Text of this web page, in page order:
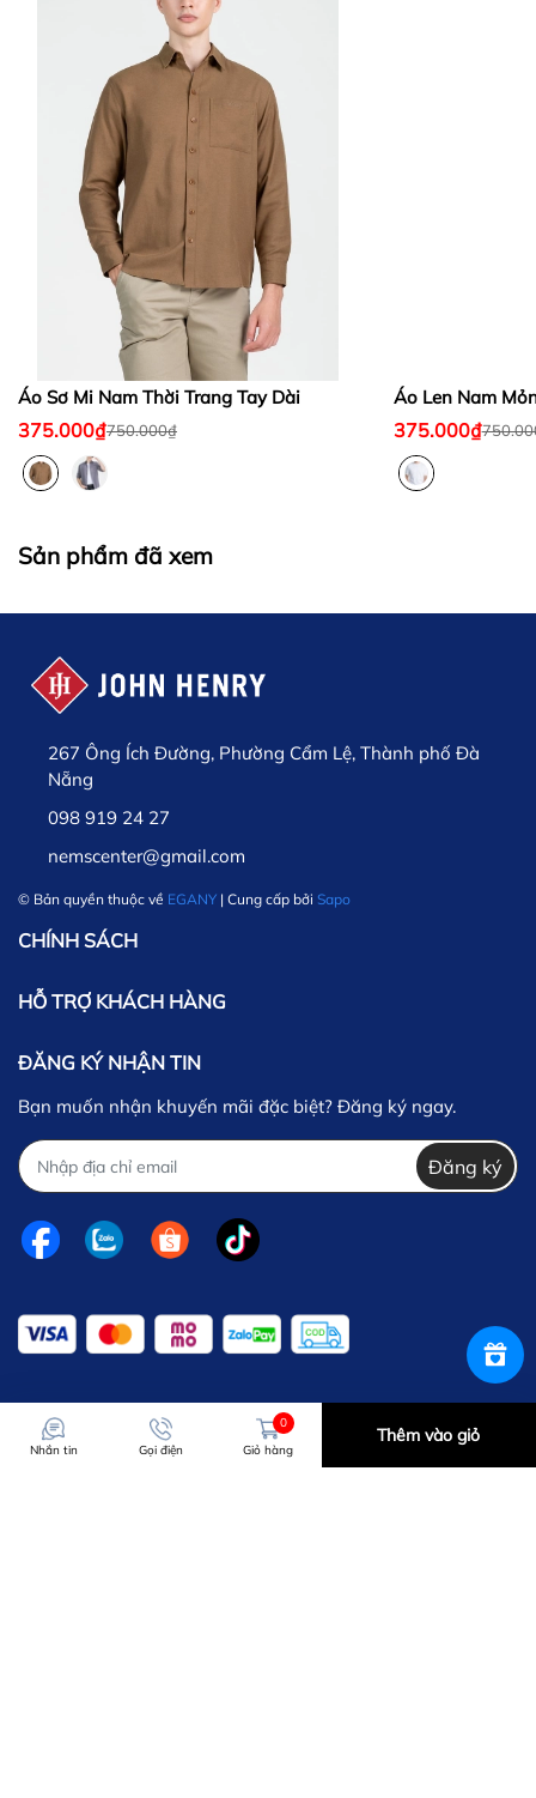
Áo Sơ Mi Nam Thời Trang Tay Dài
375.000₫750.000₫
Áo Len Nam
375.000₫
Sản phẩm đã xem
267 Ông Ích Đường, Phường Cẩm Lệ, Thành phố Đà
Nẵng
098 919 24 27
nemscenter@gmail.com
© Bản quyền thuộc về EGANY | Cung cấp bởi Sapo
CHÍNH SÁCH
HỖ TRỢ KHÁCH HÀNG
ĐĂNG KÝ NHẬN TIN
Bạn muốn nhận khuyến mãi đặc biệt? Đăng ký ngay.
Đăng ký
Nhắn tin Gọi điện
0
Giỏ hàng
Thêm vào giỏ